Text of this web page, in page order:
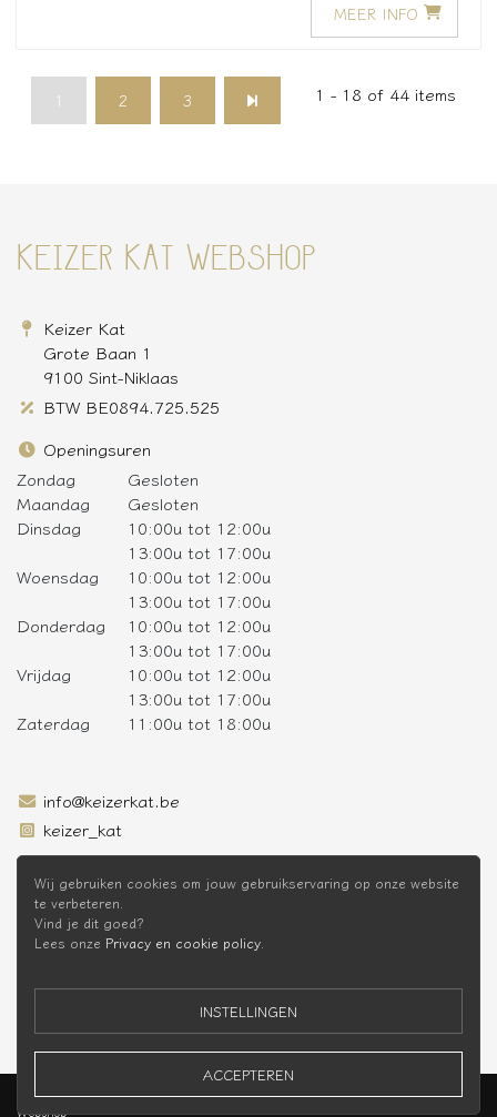
MEER INFO
1 2 3 1 - 18 of 44 items
KEIZER KAT WEBSHOP
Keizer Kat
Grote Baan 1
9100 Sint-Niklaas
BTW BE0894.725.525
Openingsuren
Zondag
Gesloten
Maandag
Gesloten
Dinsdag
10:00u tot 12:00u
13:00u tot 17:00u
Woensdag
10:00u tot 12:00u
13:00u tot 17:00u
Donderdag
10:00u tot 12:00u
13:00u tot 17:00u
Vrijdag
10:00u tot 12:00u
13:00u tot 17:00u
Zaterdag
11:00u tot 18:00u
info@keizerkat.be
keizer_kat
SCHRIJF JE IN OP DE NIEUWSBRIEF
* Niet cumuleerbaar met andere kortingen
Keizer Kat Webshop © 2026 -Privacy Policy-Voorwaarden
Webshop
Wij gebruiken cookies om jouw gebruikservaring op onze website
te verbeteren.
Vind je dit goed?
Lees onze Privacy en cookie policy.
INSTELLINGEN
ACCEPTEREN